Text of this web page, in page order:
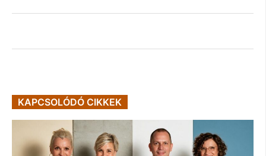
KAPCSOLÓDÓ CIKKEK